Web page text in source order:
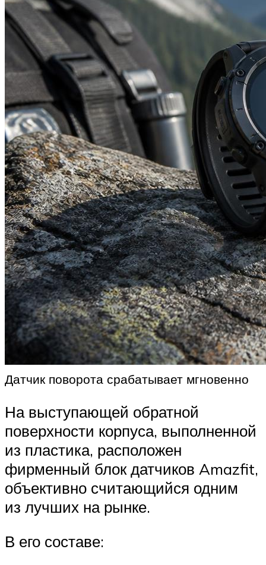
Датчик поворота срабатывает мгновенно
На выступающей обратной
поверхности корпуса, выполненной
из пластика, расположен
фирменный блок датчиков Amazfit,
объективно считающийся одним
из лучших на рынке.
В его составе: